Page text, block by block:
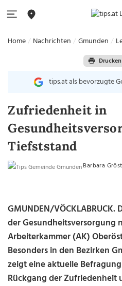
Home Nachrichten Gmunden
Drucken
tips.at als bevorzugte
Zufriedenheit in
Tiefststand
Barbara
GMUNDEN/
der Gesundheitsversorgung
Arbeiterkammer (AK)
Besonders in den Bezirken
zeigt eine aktuelle
Rückgang der Zufriedenheit